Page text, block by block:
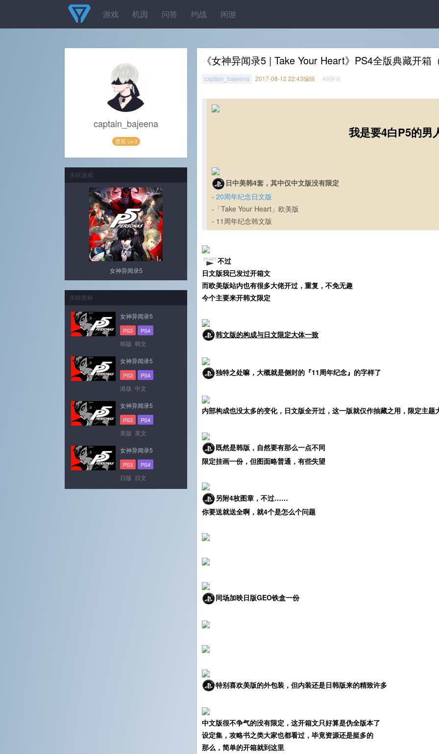
游戏 机因 问答 约战 闲游
《女神异闻录5 | Take Your Heart》PS4全版典藏开箱
captain_bajeena 2017-08-12 22:43编辑 49评论
我是要4白P5的男
日中美韩4套，其中仅中文版没有限定
- 20周年纪念日文版
-「Take Your Heart」欧美版
- 11周年纪念韩文版
不过
日文版我已发过开箱文
而欧美版站内也有很多大佬开过，重复，不免无趣
今个主要来开韩文限定
韩文版的构成与日文限定大体一致
独特之处嘛，大概就是侧封的『11周年纪念』的字样了
内部构成也没太多的变化，日文版全开过，这一版就仅作抽藏之用，限定主题
既然是韩版，自然要有那么一点不同
限定挂画一份，但图面略普通，有些失望
另附4枚图章，不过……
你要送就送全啊，就4个是怎么个问题
同场加映日版GEO铁盒一份
特别喜欢美版的外包装，但内装还是日韩版来的精致许多
中文版很不争气的没有限定，这开箱文只好算是伪全版本了
设定集，攻略书之类大家也都看过，毕竟资源还是挺多的
那么，简单的开箱就到这里
captain_bajeena
贵宾 Lv.3
关联游戏
女神异闻录5
关联奖杯
女神异闻录5
PS3 PS4
韩版 韩文
女神异闻录5
PS3 PS4
港版 中文
女神异闻录5
PS3 PS4
美版 英文
女神异闻录5
PS3 PS4
日版 日文